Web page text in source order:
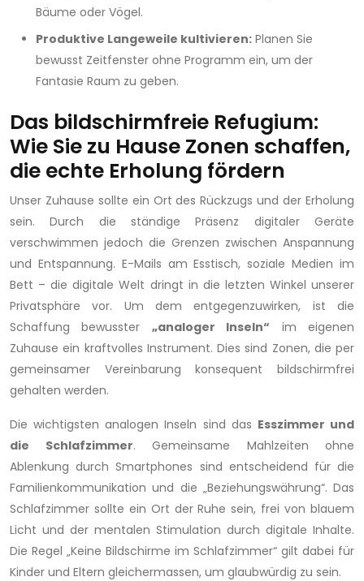
Bäume oder Vögel.
Produktive Langeweile kultivieren: Planen Sie
bewusst Zeitfenster ohne Programm ein, um der
Fantasie Raum zu geben.
Das bildschirmfreie Refugium:
Wie Sie zu Hause Zonen schaffen,
die echte Erholung fördern
Unser Zuhause sollte ein Ort des Rückzugs und der Erholung
sein. Durch die ständige Präsenz digitaler Geräte
verschwimmen jedoch die Grenzen zwischen Anspannung
und Entspannung. E-Mails am Esstisch, soziale Medien im
Bett – die digitale Welt dringt in die letzten Winkel unserer
Privatsphäre vor. Um dem entgegenzuwirken, ist die
Schaffung bewusster „analoger Inseln“ im eigenen
Zuhause ein kraftvolles Instrument. Dies sind Zonen, die per
gemeinsamer Vereinbarung konsequent bildschirmfrei
gehalten werden.
Die wichtigsten analogen Inseln sind das Esszimmer und
die Schlafzimmer. Gemeinsame Mahlzeiten ohne
Ablenkung durch Smartphones sind entscheidend für die
Familienkommunikation und die „Beziehungswährung“. Das
Schlafzimmer sollte ein Ort der Ruhe sein, frei von blauem
Licht und der mentalen Stimulation durch digitale Inhalte.
Die Regel „Keine Bildschirme im Schlafzimmer“ gilt dabei für
Kinder und Eltern gleichermassen, um glaubwürdig zu sein.